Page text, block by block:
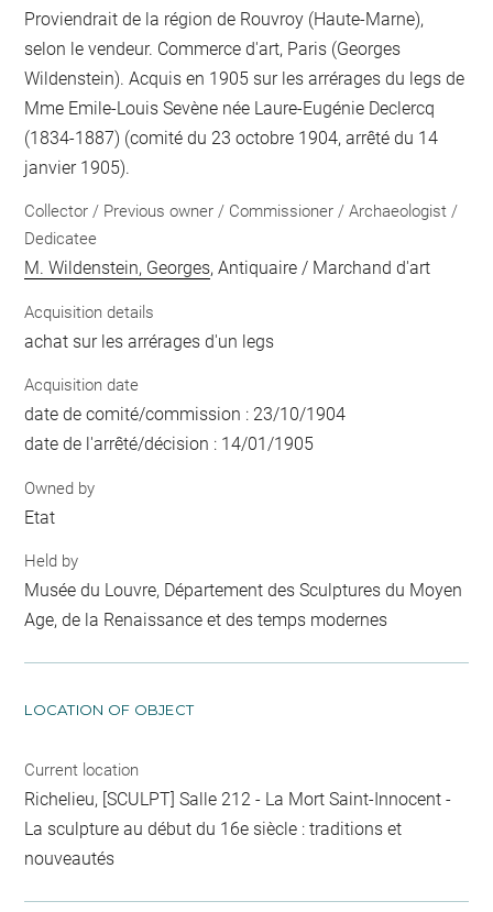
Proviendrait de la région de Rouvroy (Haute-Marne),
selon le vendeur. Commerce d'art, Paris (Georges
Wildenstein). Acquis en 1905 sur les arrérages du legs de
Mme Emile-Louis Sevène née Laure-Eugénie Declercq
(1834-1887) (comité du 23 octobre 1904, arrêté du 14
janvier 1905).
Collector / Previous owner / Commissioner / Archaeologist /
Dedicatee
M. Wildenstein, Georges, Antiquaire / Marchand d'art
Acquisition details
achat sur les arrérages d'un legs
Acquisition date
date de comité/commission : 23/10/1904
date de l'arrêté/décision : 14/01/1905
Owned by
Etat
Held by
Musée du Louvre, Département des Sculptures du Moyen
Age, de la Renaissance et des temps modernes
LOCATION OF OBJECT
Current location
Richelieu, [SCULPT] Salle 212 - La Mort Saint-Innocent -
La sculpture au début du 16e siècle : traditions et
nouveautés